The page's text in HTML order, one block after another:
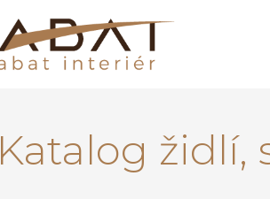
Katalog židlí,